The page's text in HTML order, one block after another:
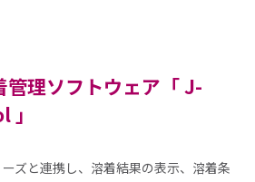
管理ソフトウェア「 J-
」
ズと連携し、溶着結果の表示、溶着条